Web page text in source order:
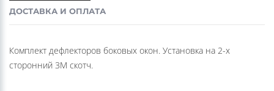
ДОСТАВКА И ОПЛАТА
Комплект дефлекторов боковых окон. Установка на 2-х
сторонний 3М скотч.